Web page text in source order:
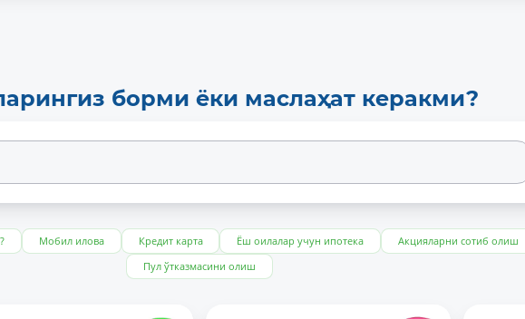
борми ёки маслаҳат керакми?
Мобил илова Кредит карта Ёш оилалар учун ипотека
Акцияларни сотиб олиш
Пул ўтказмасини олиш